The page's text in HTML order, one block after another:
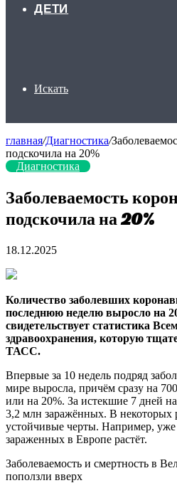
ДЕТИ
Искать
главная/Диагностика/
подскочила на 20%
Диагностика
Заболеваемость
подскочила на 20%
18.12.2025
Количество заболевших
последнюю неделю выросло на
свидетельствует статистика
здравоохранения, которую
ТАСС.
Впервые за 10 недель подряд
мире выросла, причём сразу на
или на 20%. За истекшие 7 дней
3,2 млн заражённых. В некоторых
устойчивые черты. Например, уже
зараженных в Европе растёт.
Заболеваемость и смертность в
поползли вверх